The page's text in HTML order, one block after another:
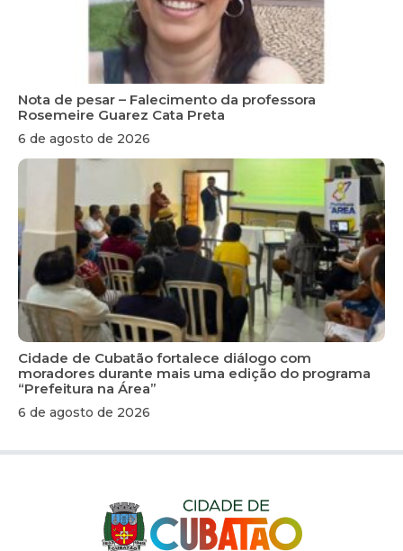
Nota de pesar – Falecimento da professora
Rosemeire Guarez Cata Preta
6 de agosto de 2026
Cidade de Cubatão fortalece diálogo com
moradores durante mais uma edição do programa
“Prefeitura na Área”
6 de agosto de 2026